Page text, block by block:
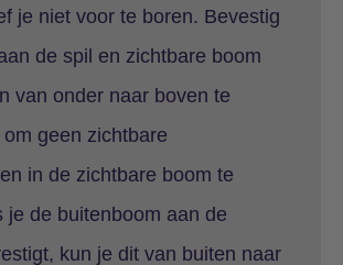
je niet voor te boren. Bevestig
de spil en zichtbare boom
van onder naar boven te
geen zichtbare
in de zichtbare boom te
je de buitenboom aan de
kun je dit van buiten naar